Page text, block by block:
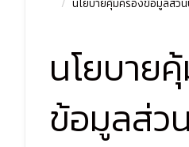
นโยบายคุ้มครองข้อมูลส่ว
นโยบาย
ข้อมูลส่ว